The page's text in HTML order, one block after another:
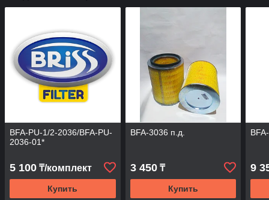
BFA-PU-1/2-2036/BFA-PU-
2036-01*
5 100 ₸/комплект
Купить
BFA-3036 п.д.
3 450₸
Купить
9